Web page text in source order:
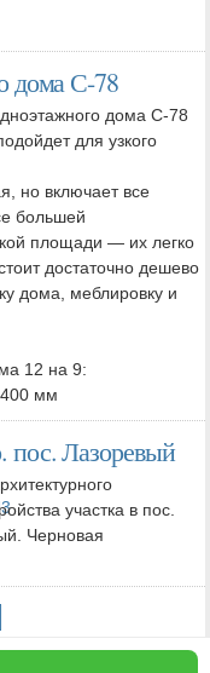
дома С-78
дома С-78
для узкого
но включает все
большей
площади — их легко
достаточно дешево
дома, меблировку и
12 на 9:
400 мм
пос. Лазоревый
участка в пос.
Черновая